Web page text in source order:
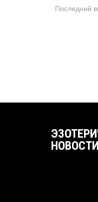
Последний
НОВОСТИ